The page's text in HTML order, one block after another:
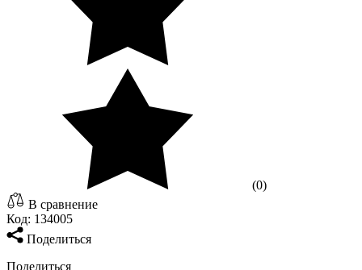
(0)
В сравнение
Код: 134005
Поделиться
Поделиться